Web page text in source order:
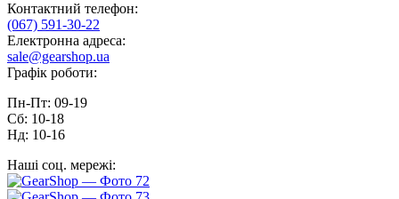
Контактний телефон:
(067) 591-30-22
Електронна адреса:
sale@gearshop.ua
Графік роботи:
Пн-Пт: 09-19
Сб: 10-18
Нд: 10-16
Наші соц. мережі: